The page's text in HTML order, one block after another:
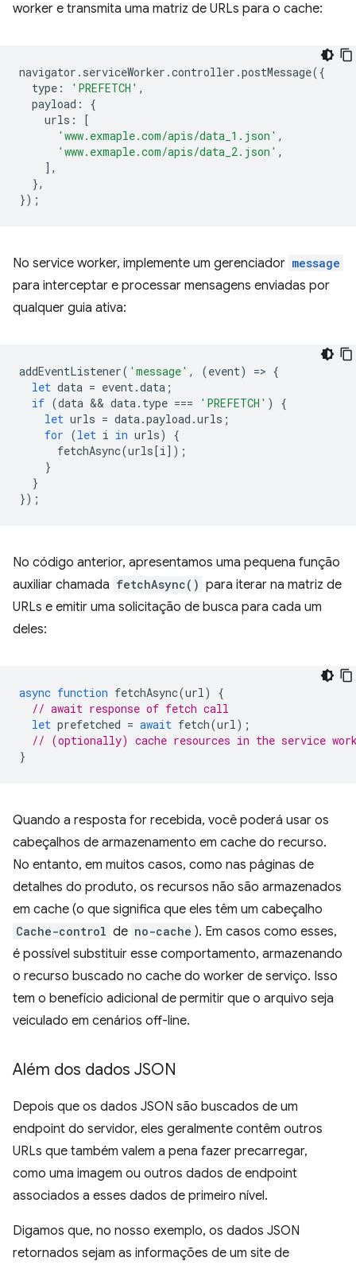
worker e transmita uma matriz de URLs para o cache:
navigator . serviceWorker .controller .postMessage({
type : 'PREFETCH' ,
payload :
{
urls :
[
'www.exmaple.com/apis/data_1.json' ,
'www.exmaple.com/apis/data_2.json' ,
],
},
});
No service worker, implemente um gerenciador message
para interceptar e processar mensagens enviadas por
qualquer guia ativa:
addEventListener( 'message' , (event) => {
let data = event.data ;
if (data && data. type === 'PREFETCH' )
{
let urls = data.payload .urls ;
for (let i in urls)
{
fetchAsync(urls[i]);
}
}
});
No código anterior, apresentamos uma pequena função
auxiliar chamada fetchAsync() para iterar na matriz de
URLs e emitir uma solicitação de busca para cada um
deles:
async function fetchAsync(url)
{
// await response of fetch call
let prefetched = await fetch(url);
// (optionally) cache resources in the service
}
Quando a resposta for recebida, você poderá usar os
cabeçalhos de armazenamento em cache do recurso.
No entanto, em muitos casos, como nas páginas de
detalhes do produto, os recursos não são armazenados
em cache (o que significa que eles têm um cabeçalho
Cache-control de no-cache ). Em casos como esses,
é possível substituir esse comportamento, armazenando
o recurso buscado no cache do worker de serviço. Isso
tem o benefício adicional de permitir que o arquivo seja
veiculado em cenários off-line.
Além dos dados JSON
Depois que os dados JSON são buscados de um
endpoint do servidor, eles geralmente contêm outros
URLs que também valem a pena fazer precarregar,
como uma imagem ou outros dados de endpoint
associados a esses dados de primeiro nível.
Digamos que, no nosso exemplo, os dados JSON
retornados sejam as informações de um site de